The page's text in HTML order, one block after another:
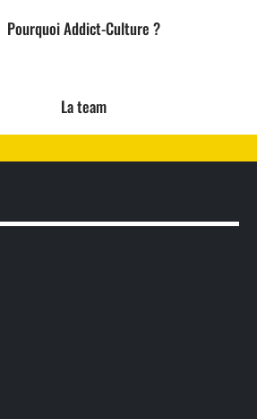
Pourquoi Addict-Culture ?
La team